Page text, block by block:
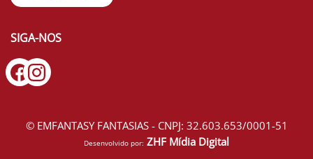
SIGA-NOS
© EMFANTASY FANTASIAS - CNPJ: 32.603.653/0001-51
Desenvolvido por: ZHF Mídia Digital